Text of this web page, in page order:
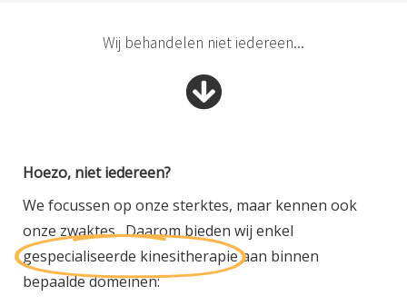
Wij behandelen niet iedereen...
Hoezo, niet iedereen?
We focussen op onze sterktes, maar kennen ook
onze zwaktes. Daarom bieden wij enkel
gespecialiseerde kinesitherapieaan binnen
bepaalde domeinen: